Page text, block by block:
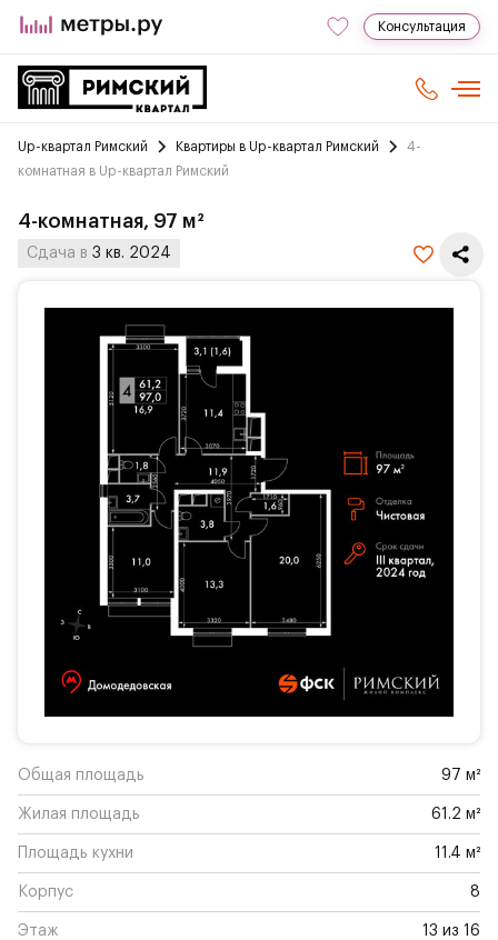
Консультация
Up-квартал Римский Квартиры в Up-квартал Римский
4-
комнатная в Up-квартал Римский
4-комнатная, 97 м²
Сдача в 3 кв. 2024
Общая площадь 97 м²
Жилая площадь 61.2 м²
Площадь кухни 11.4 м²
Корпус 8
Этаж 13 из 16